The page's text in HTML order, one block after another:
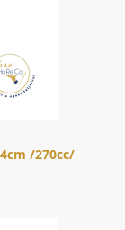
/270cc/